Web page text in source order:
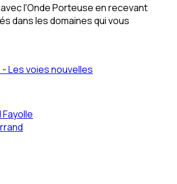
l'Onde Porteuse en recevant
dans les domaines qui vous